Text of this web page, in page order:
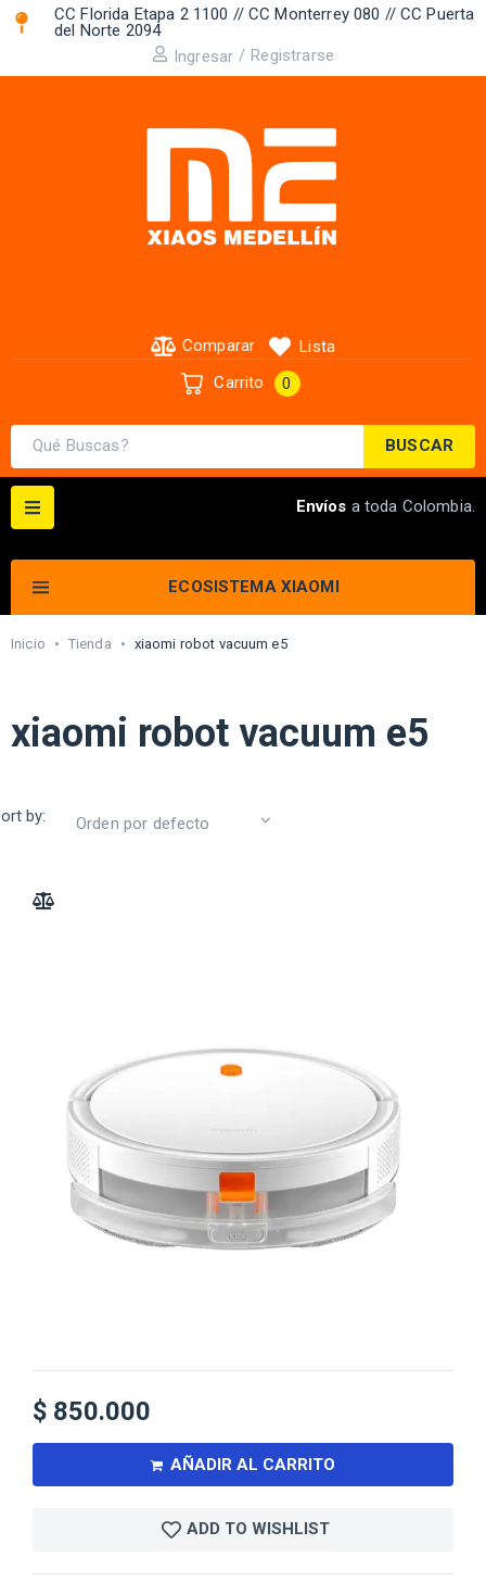
CC Florida Etapa 2 1100 // CC Monterrey 080 // CC Puerta
del Norte 2094 ​
Ingresar / Registrarse
BUSCAR
Comparar
Lista
Carrito
0
ECOSISTEMA XIAOMI
Envíos a toda Colombia.
Inicio • Tienda • xiaomi robot vacuum e5
xiaomi robot vacuum e5
by:
$ 850.000
AÑADIR AL CARRITO
ADD TO WISHLIST